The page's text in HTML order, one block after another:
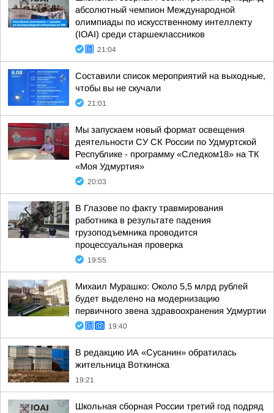
абсолютный чемпион Международной
олимпиады по искусственному интеллекту
(IOAI) среди старшеклассников
21:04
Составили список мероприятий на выходные,
чтобы вы не скучали
21:01
Мы запускаем новый формат освещения
деятельности СУ СК России по Удмуртской
Республике - программу «Следком18» на ТК
«Моя Удмуртия»
20:03
В Глазове по факту травмирования
работника в результате падения
грузоподъемника проводится
процессуальная проверка
19:55
Михаил Мурашко: Около 5,5 млрд рублей
будет выделено на модернизацию
первичного звена здравоохранения Удмуртии
19:40
В редакцию ИА «Сусанин» обратилась
жительница Воткинска
19:21
Школьная сборная России третий год подряд